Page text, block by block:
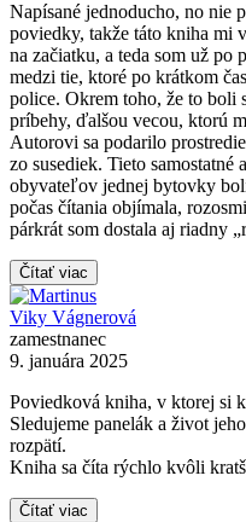
Napísané jednoducho, no nie
poviedky, takže táto kniha mi
na začiatku, a teda som už po
medzi tie, ktoré po krátkom
police. Okrem toho, že to boli
príbehy, ďalšou vecou, ktorú
Autorovi sa podarilo
zo susediek. Tieto samostatné
obyvateľov jednej bytovky
počas čítania objímala,
párkrát som dostala aj riadny
Čítať viac
Viky Vágnerová
zamestnanec
9. januára 2025
Poviedková kniha, v ktorej si
Sledujeme panelák a život
rozpätí.
Kniha sa číta rýchlo kvôli
Čítať viac